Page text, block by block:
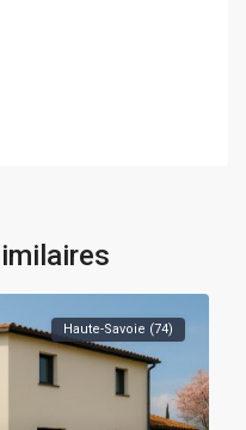
Haute-Savoie (74)